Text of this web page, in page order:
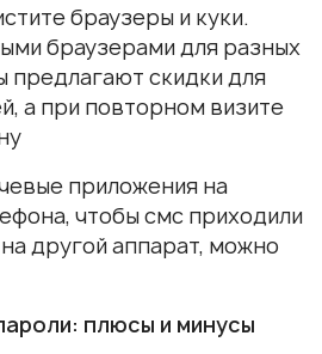
браузеры и куки.
браузерами для разных
предлагают скидки для
а при повторном визите
приложения на
чтобы смс приходили
другой аппарат, можно
плюсы и минусы